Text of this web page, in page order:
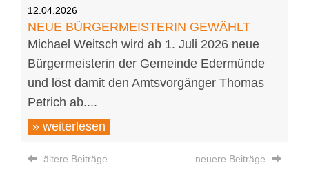
12.04.2026
NEUE BÜRGERMEISTERIN GEWÄHLT
Michael Weitsch wird ab 1. Juli 2026 neue
Bürgermeisterin der Gemeinde Edermünde
und löst damit den Amtsvorgänger Thomas
Petrich ab....
» weiterlesen
ältere Beiträge neuere Beiträge